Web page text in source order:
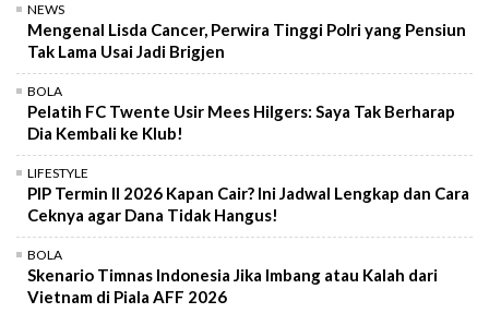
NEWS
Mengenal Lisda Cancer, Perwira Tinggi Polri yang Pensiun
Tak Lama Usai Jadi Brigjen
BOLA
Pelatih FC Twente Usir Mees Hilgers: Saya Tak Berharap
Dia Kembali ke Klub!
LIFESTYLE
PIP Termin II 2026 Kapan Cair? Ini Jadwal Lengkap dan Cara
Ceknya agar Dana Tidak Hangus!
BOLA
Skenario Timnas Indonesia Jika Imbang atau Kalah dari
Vietnam di Piala AFF 2026